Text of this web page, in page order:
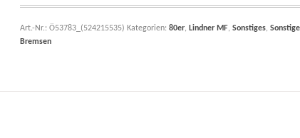
Art.-Nr.: Ö53783_(524215535) Kategorien: 80er, Lindner MF, Sonstiges,
Bremsen